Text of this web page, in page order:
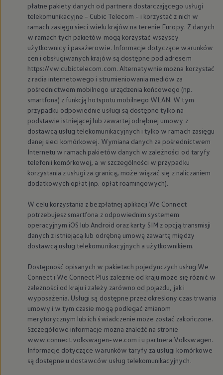
płatne pakiety danych od partnera dostarczającego usługi
telekomunikacyjne – Cubic Telecom – i korzystać z nich w
ramach zasięgu sieci wielu krajów na terenie Europy. Z danych
w ramach tych pakietów mogą korzystać wszyscy
użytkownicy i pasażerowie. Informacje dotyczące warunków
cen i obsługiwanych krajów są dostępne pod adresem
https://vw.cubictelecom.com. Alternatywnie można korzystać
z radia internetowego i strumieniowania mediów za
pośrednictwem mobilnego urządzenia końcowego (np.
smartfona) z funkcją hotspotu mobilnego WLAN. W tym
przypadku odpowiednie usługi są dostępne tylko na
podstawie istniejącej lub zawartej odrębnej umowy z
dostawcą usług telekomunikacyjnych i tylko w ramach zasięgu
danej sieci komórkowej. Wymiana danych za pośrednictwem
Internetu w ramach pakietów danych w zależności od taryfy
telefonii komórkowej, a w szczególności w przypadku
korzystania z usługi za granicą, może wiązać się z naliczaniem
dodatkowych opłat (np. opłat roamingowych).
W celu korzystania z bezpłatnej aplikacji We Connect
potrzebujesz smartfona z odpowiednim systemem
operacyjnym iOS lub Android oraz karty SIM z opcją transmisji
danych z istniejącą lub odrębną umową zawartą między
dostawcą usług telekomunikacyjnych a użytkownikiem.
Dostępność opisanych w pakietach pojedynczych usług We
Connect i We Connect Plus zależnie od kraju może się różnić w
zależności od kraju i zależy zarówno od pojazdu, jak i
wyposażenia. Usługi są dostępne przez określony czas trwania
umowy i w tym czasie mogą podlegać zmianom
merytorycznym lub ich świadczenie może zostać zakończone.
Szczegółowe informacje można znaleźć na stronie
www.connect.volkswagen-we.com i u partnera Volkswagen.
Informacje dotyczące warunków taryfy za usługi komórkowe
są dostępne u dostawców usług telekomunikacyjnych.